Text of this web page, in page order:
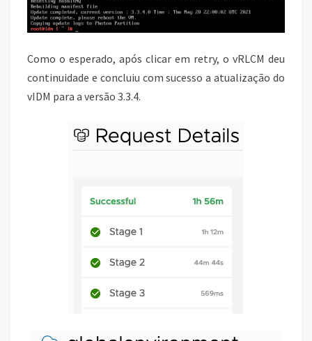
Como o esperado, após clicar em retry, o vRLCM deu
continuidade e concluiu com sucesso a atualização do
vIDM para a versão 3.3.4.